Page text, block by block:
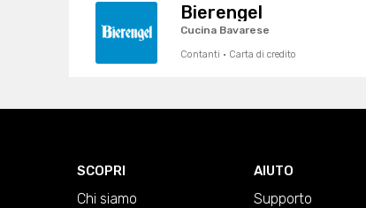
Bierengel
Cucina Bavarese
Contanti · Carta di credito
SCOPRI
Chi siamo
AIUTO
Supporto